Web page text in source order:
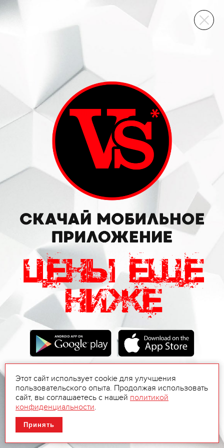
ВИННЫЙ СКЛАД
Этот сайт использует cookie для улучшения
пользовательского опыта. Продолжая использовать
сайт, вы соглашаетесь с нашей политикой
конфиденциальности.
Принять